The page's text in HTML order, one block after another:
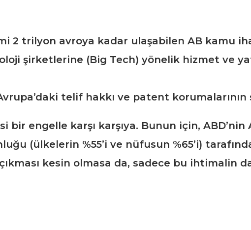
2 trilyon avroya kadar ulaşabilen AB kamu
şirketlerine (Big Tech) yönelik hizmet ve
telif hakkı ve patent korumalarının
bir engelle karşı karşıya. Bunun için, ABD’nin
(ülkelerin %55’i ve nüfusun %65’i)
kesin olmasa da, sadece bu ihtimalin